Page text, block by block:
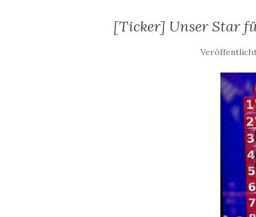
[Ticker] Unser Star